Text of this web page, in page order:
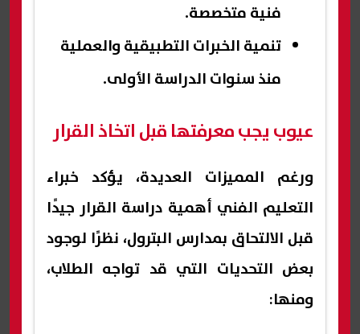
فنية متخصصة.
تنمية الخبرات التطبيقية والعملية
منذ سنوات الدراسة الأولى.
عيوب يجب معرفتها قبل اتخاذ القرار
ورغم المميزات العديدة، يؤكد خبراء
التعليم الفني أهمية دراسة القرار جيدًا
قبل الالتحاق بمدارس البترول، نظرًا لوجود
بعض التحديات التي قد تواجه الطلاب،
ومنها: